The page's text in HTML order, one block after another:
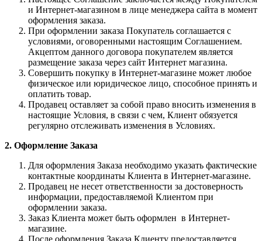
и Интернет-магазином в лице менеджера сайта в момент
оформления заказа.
При оформлении заказа Покупатель соглашается с
условиями, оговоренными настоящим Соглашением.
Акцептом данного договора покупателем является
размещение заказа через сайт Интернет магазина.
Совершить покупку в Интернет-магазине может любое
физическое или юридическое лицо, способное принять и
оплатить товар.
Продавец оставляет за собой право вносить изменения в
настоящие Условия, в связи с чем, Клиент обязуется
регулярно отслеживать изменения в Условиях.
2. Оформление Заказа
Для оформления Заказа необходимо указать фактические
контактные координаты Клиента в Интернет-магазине.
Продавец не несет ответственности за достоверность
информации, предоставляемой Клиентом при
оформлении заказа.
Заказ Клиента может быть оформлен в Интернет-
магазине.
После оформления Заказа Клиенту предоставляется